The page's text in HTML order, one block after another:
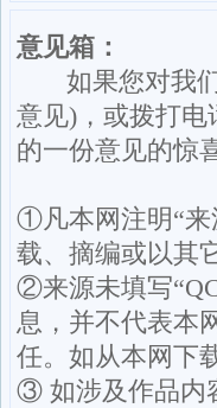
意见箱：
如果您对我
意见)，或拨打电
的一份意见的惊
①凡本网注明“来
载、摘编或以其
②来源未填写
息，并不代表本
任。如从本网下
③ 如涉及作品内